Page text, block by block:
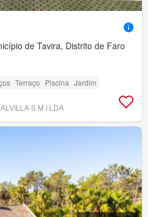
de Tavira, Distrito de Faro
Terraço Piscina Jardim
S M I LDA